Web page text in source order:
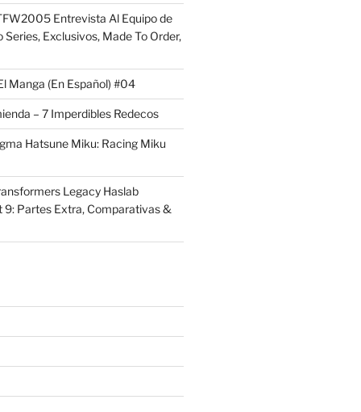
Entrevista Al Equipo de
Series, Exclusivos, Made To Order,
Manga (En Español) #04
– 7 Imperdibles Redecos
Hatsune Miku: Racing Miku
Legacy Haslab
9: Partes Extra, Comparativas &